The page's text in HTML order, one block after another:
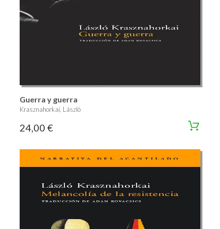
Guerra y guerra
Krasznahorkai, László
24,00 €